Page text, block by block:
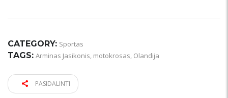
CATEGORY: Sportas
TAGS: Arminas Jasikonis, motokrosas, Olandija
PASIDALINTI